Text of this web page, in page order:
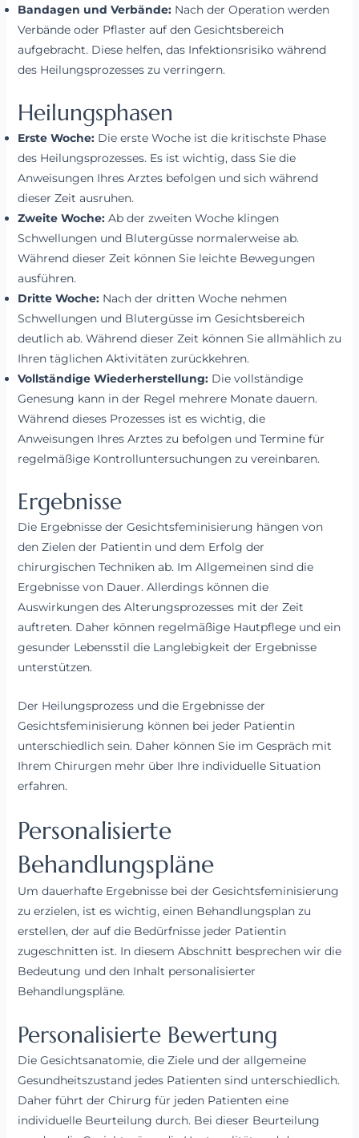
Bandagen und Verbände:Nach der Operation werden
Verbände oder Pflaster auf den Gesichtsbereich
aufgebracht. Diese helfen, das Infektionsrisiko während
des Heilungsprozesses zu verringern.
Heilungsphasen
Erste Woche:Die erste Woche ist die kritischste Phase
des Heilungsprozesses. Es ist wichtig, dass Sie die
Anweisungen Ihres Arztes befolgen und sich während
dieser Zeit ausruhen.
Zweite Woche:Ab der zweiten Woche klingen
Schwellungen und Blutergüsse normalerweise ab.
Während dieser Zeit können Sie leichte Bewegungen
ausführen.
Dritte Woche:Nach der dritten Woche nehmen
Schwellungen und Blutergüsse im Gesichtsbereich
deutlich ab. Während dieser Zeit können Sie allmählich zu
Ihren täglichen Aktivitäten zurückkehren.
Vollständige Wiederherstellung:Die vollständige
Genesung kann in der Regel mehrere Monate dauern.
Während dieses Prozesses ist es wichtig, die
Anweisungen Ihres Arztes zu befolgen und Termine für
regelmäßige Kontrolluntersuchungen zu vereinbaren.
Ergebnisse
Die Ergebnisse der Gesichtsfeminisierung hängen von
den Zielen der Patientin und dem Erfolg der
chirurgischen Techniken ab. Im Allgemeinen sind die
Ergebnisse von Dauer. Allerdings können die
Auswirkungen des Alterungsprozesses mit der Zeit
auftreten. Daher können regelmäßige Hautpflege und ein
gesunder Lebensstil die Langlebigkeit der Ergebnisse
unterstützen.
Der Heilungsprozess und die Ergebnisse der
Gesichtsfeminisierung können bei jeder Patientin
unterschiedlich sein. Daher können Sie im Gespräch mit
Ihrem Chirurgen mehr über Ihre individuelle Situation
erfahren.
Personalisierte
Behandlungspläne
Um dauerhafte Ergebnisse bei der Gesichtsfeminisierung
zu erzielen, ist es wichtig, einen Behandlungsplan zu
erstellen, der auf die Bedürfnisse jeder Patientin
zugeschnitten ist. In diesem Abschnitt besprechen wir die
Bedeutung und den Inhalt personalisierter
Behandlungspläne.
Personalisierte Bewertung
Die Gesichtsanatomie, die Ziele und der allgemeine
Gesundheitszustand jedes Patienten sind unterschiedlich.
Daher führt der Chirurg für jeden Patienten eine
individuelle Beurteilung durch. Bei dieser Beurteilung